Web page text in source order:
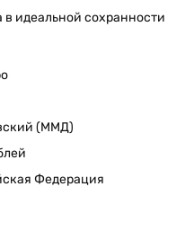
в идеальной сохранности
(ММД)
Федерация